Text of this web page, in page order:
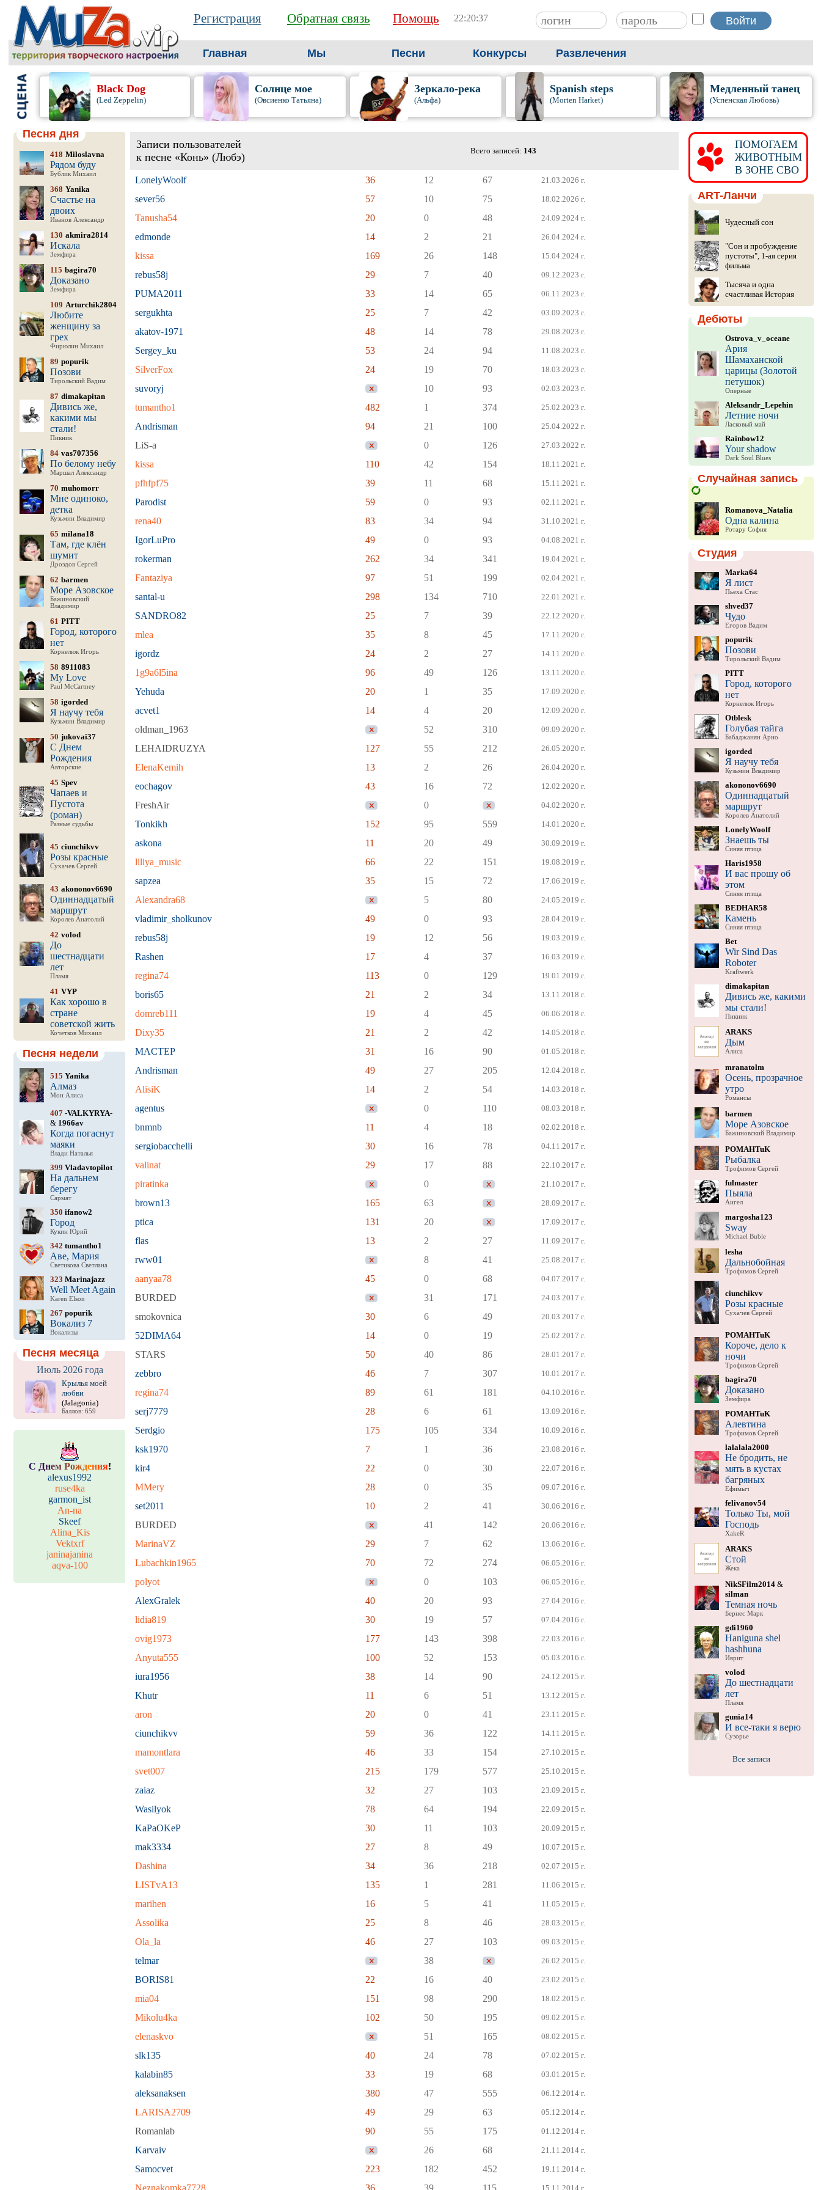
Регистрация Обратная связь Помощь 22:20:37
Главная Мы Песни Конкурсы Развлечения
Black Dog
(Led Zeppelin)
Солнце мое
(Овсиенко Татьяна)
Зеркало-река
(Альфа)
Spanish steps
(Morten Harket)
Медленный танец
(Успенская Любовь)
Песня дня
418 Miloslavna
Рядом буду
Бублик Михаил
368 Yanika
Счастье на
двоих
Иванов Александр
130 akmira2814
Искала
Земфира
115 bagira70
Доказано
Земфира
109 Arturchik2804
Любите
женщину за
грех
Фирюлин Михаил
89 popurik
Позови
Тирольский Вадим
87 dimakapitan
Дивись же,
какими мы
стали!
Пикник
84 vas707356
По белому небу
Маршал Александр
70 muhomorr
Мне одиноко,
детка
Кузьмин Владимир
65 milana18
Там, где клён
шумит
Дроздов Сергей
62 barmen
Море Азовское
Бажиновский
Владимир
61 PITT
Город, которого
нет
Корнелюк Игорь
58 8911083
My Love
Paul McCartney
58 igorded
Я научу тебя
Кузьмин Владимир
50 jukovai37
С Днем
Рождения
Авторские
45 Spev
Чапаев и
Пустота
(роман)
Разные судьбы
45 ciunchikvv
Розы красные
Сухачев Сергей
43 akononov6690
Одиннадцатый
маршрут
Королев Анатолий
42 volod
До
шестнадцати
лет
Пламя
41 VYP
Как хорошо в
стране
советской жить
Кочетков Михаил
Песня недели
515 Yanika
Алмаз
Мон Алиса
407-VALKYRYA-
& 1966av
Когда погаснут
маяки
Влади Наталья
399 Vladavtopilot
На дальнем
берегу
Сармат
350 ifanow2
Город
Кукин Юрий
342 tumantho1
Аве, Мария
Светикова Светлана
323 Marinajazz
Well Meet Again
Karen Elson
267popurik
Вокализ 7
Вокализы
Песня месяца
Июль 2026 года
Крылья моей
любви
(Jalagonia)
Баллов: 659
С Днем Рождения!
alexus1992
ruse4ka
garmon_ist
An-na
Skeef
Alina_Kis
Vektxrf
janinajanina
aqva-100
Записи пользователей
к песне «Конь» (Любэ)
Всего записей: 143
LonelyWoolf 36 12 67 21.03.2026 г.
sever56 57 10 75 18.02.2026 г.
Tanusha54 20 0 48 24.09.2024 г.
edmonde 14 2 21 26.04.2024 г.
kissa 169 26 148 15.04.2024 г.
rebus58j 29 7 40 09.12.2023 г.
PUMA2011 33 14 65 06.11.2023 г.
sergukhta 25 7 42 03.09.2023 г.
akatov-1971 48 14 78 29.08.2023 г.
Sergey_ku 53 24 94 11.08.2023 г.
SilverFox 24 19 70 18.03.2023 г.
suvoryj 10 93 02.03.2023 г.
tumantho1 482 1 374 25.02.2023 г.
Andrisman 94 21 100 25.04.2022 г.
LiS-a 0 126 27.03.2022 г.
kissa 110 42 154 18.11.2021 г.
pfhfpf75 39 11 68 15.11.2021 г.
Parodist 59 0 93 02.11.2021 г.
rena40 83 34 94 31.10.2021 г.
IgorLuPro 49 0 93 04.08.2021 г.
rokerman 262 34 341 19.04.2021 г.
Fantaziya 97 51 199 02.04.2021 г.
santal-u 298 134 710 22.01.2021 г.
SANDRO82 25 7 39 22.12.2020 г.
mlea 35 8 45 17.11.2020 г.
igordz 24 2 27 14.11.2020 г.
1g9a6l5ina 96 49 126 13.11.2020 г.
Yehuda 20 1 35 17.09.2020 г.
acvet1 14 4 20 12.09.2020 г.
oldman_1963 52 310 09.09.2020 г.
LEHAIDRUZYA 127 55 212 26.05.2020 г.
ElenaKemih 13 2 26 26.04.2020 г.
eochagov 43 16 72 12.02.2020 г.
FreshAir 0 04.02.2020 г.
Tonkikh 152 95 559 14.01.2020 г.
askona 11 20 49 30.09.2019 г.
liliya_music 66 22 151 19.08.2019 г.
sapzea 35 15 72 17.06.2019 г.
Alexandra68 5 80 24.05.2019 г.
vladimir_sholkunov 49 0 93 28.04.2019 г.
rebus58j 19 12 56 19.03.2019 г.
Rashen 17 4 37 16.03.2019 г.
regina74 113 0 129 19.01.2019 г.
boris65 21 2 34 13.11.2018 г.
domreb111 19 4 45 06.06.2018 г.
Dixy35 21 2 42 14.05.2018 г.
MACTEP 31 16 90 01.05.2018 г.
Andrisman 49 27 205 12.04.2018 г.
AlisiK 14 2 54 14.03.2018 г.
agentus 0 110 08.03.2018 г.
bnmnb 11 4 18 02.02.2018 г.
sergiobacchelli 30 16 78 04.11.2017 г.
valinat 29 17 88 22.10.2017 г.
piratinka 0 21.10.2017 г.
brown13 165 63 28.09.2017 г.
ptica 131 20 17.09.2017 г.
flas 13 2 27 11.09.2017 г.
rww01 8 41 25.08.2017 г.
aanyaa78 45 0 68 04.07.2017 г.
BURDED 31 171 24.03.2017 г.
smokovnica 30 6 49 20.03.2017 г.
52DIMA64 14 0 19 25.02.2017 г.
STARS 50 40 86 28.01.2017 г.
zebbro 46 7 307 10.01.2017 г.
regina74 89 61 181 04.10.2016 г.
serj7779 28 6 61 13.09.2016 г.
Serdgio 175 105 334 10.09.2016 г.
ksk1970 7 1 36 23.08.2016 г.
kir4 22 0 30 22.07.2016 г.
MMery 28 0 35 09.07.2016 г.
set2011 10 2 41 30.06.2016 г.
BURDED 41 142 20.06.2016 г.
MarinaVZ 29 7 62 13.06.2016 г.
Lubachkin1965 70 72 274 06.05.2016 г.
polyot 0 103 06.05.2016 г.
AlexGralek 40 20 93 27.04.2016 г.
lidia819 30 19 57 07.04.2016 г.
ovig1973 177 143 398 22.03.2016 г.
Anyuta555 100 52 153 05.03.2016 г.
iura1956 38 14 90 24.12.2015 г.
Khutr 11 6 51 13.12.2015 г.
aron 20 0 41 23.11.2015 г.
ciunchikvv 59 36 122 14.11.2015 г.
mamontlara 46 33 154 27.10.2015 г.
svet007 215 179 577 25.10.2015 г.
zaiaz 32 27 103 23.09.2015 г.
Wasilyok 78 64 194 22.09.2015 г.
KaPaOKeP 30 11 103 20.09.2015 г.
mak3334 27 8 49 10.07.2015 г.
Dashina 34 36 218 02.07.2015 г.
LISTvA13 135 1 281 11.06.2015 г.
marihen 16 5 41 11.05.2015 г.
Assolika 25 8 46 28.03.2015 г.
Ola_la 46 27 103 09.03.2015 г.
telmar 38 26.02.2015 г.
BORIS81 22 16 40 23.02.2015 г.
mia04 151 98 290 18.02.2015 г.
Mikolu4ka 102 50 195 09.02.2015 г.
elenaskvo 51 165 08.02.2015 г.
slk135 40 24 78 07.02.2015 г.
kalabin85 33 19 68 03.01.2015 г.
aleksanaksen 380 47 555 06.12.2014 г.
LARISA2709 49 29 63 05.12.2014 г.
Romanlab 90 55 175 01.12.2014 г.
Karvaiv 26 68 21.11.2014 г.
Samocvet 223 182 452 19.11.2014 г.
Neznakomka7728 36 39 115 15.11.2014 г.
ПОМОГАЕМ
ЖИВОТНЫМ
В ЗОНЕ СВО
ART-Ланчи
Чудесный сон
"Сон и пробуждение
пустоты", 1-ая серия
фильма
Тысяча и одна
счастливая История
Дебюты
Ostrova_v_oceane
Ария
Шамаханской
царицы (Золотой
петушок)
Оперные
Aleksandr_Lepehin
Летние ночи
Ласковый май
Rainbow12
Your shadow
Dark Soul Blues
Случайная запись
Romanova_Natalia
Одна калина
Ротару София
Студия
Marka64
Я лист
Пьеха Стас
shved37
Чудо
Егоров Вадим
popurik
Позови
Тирольский Вадим
PITT
Город, которого
нет
Корнелюк Игорь
Otblesk
Голубая тайга
Бабаджанян Арно
igorded
Я научу тебя
Кузьмин Владимир
akononov6690
Одиннадцатый
маршрут
Королев Анатолий
LonelyWoolf
Знаешь ты
Синяя птица
Haris1958
И вас прошу об
этом
Синяя птица
BEDHAR58
Камень
Синяя птица
Bet
Wir Sind Das
Roboter
Kraftwerk
dimakapitan
Дивись же, какими
мы стали!
Пикник
ARAKS
Дым
Алиса
mranatolm
Осень, прозрачное
утро
Романсы
barmen
Море Азовское
Бажиновский Владимир
POMAHTuK
Рыбалка
Трофимов Сергей
fulmaster
Пыяла
Аигел
margosha123
Sway
Michael Buble
lesha
Дальнобойная
Трофимов Сергей
ciunchikvv
Розы красные
Сухачев Сергей
POMAHTuK
Короче, дело к
ночи
Трофимов Сергей
bagira70
Доказано
Земфира
POMAHTuK
Алевтина
Трофимов Сергей
lalalala2000
Не бродить, не
мять в кустах
багряных
Ефимыч
felivanov54
Только Ты, мой
Господь
XakeR
ARAKS
Стой
Жека
NikSFilm2014&
silman
Темная ночь
Бернес Марк
gdi1960
Haniguna shel
hashhuna
Иврит
volod
До шестнадцати
лет
Пламя
gunia14
И все-таки я верю
Сузорье
Все записи